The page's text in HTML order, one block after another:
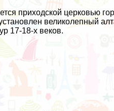
приходской церковью
великолепный
17-18-х веков.